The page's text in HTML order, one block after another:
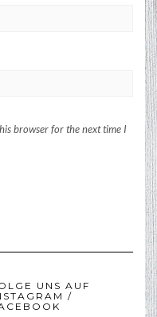
browser for the next time I
UNS AUF
/